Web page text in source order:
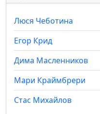
Люся Чеботина
Егор Крид
Дима Масленников
Мари Краймбрери
Стас Михайлов